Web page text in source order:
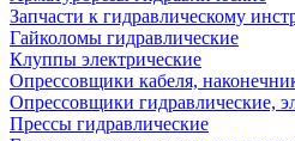
Запчасти к гидравлическому
Гайколомы гидравлические
Клуппы электрические
Опрессовщики кабеля,
Опрессовщики гидравлические,
Прессы гидравлические